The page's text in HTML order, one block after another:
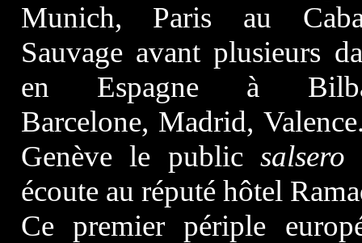
Munich, Paris au
Sauvage avant plusieurs
en Espagne à
Barcelone, Madrid,
Genève le public salsero
écoute au réputé hôtel
Ce premier périple